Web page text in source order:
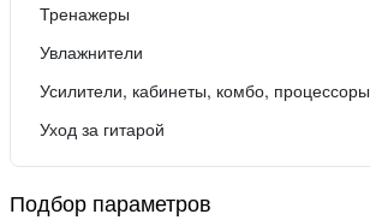
Тренажеры
Увлажнители
Усилители, кабинеты, комбо, процессоры
Уход за гитарой
Подбор параметров